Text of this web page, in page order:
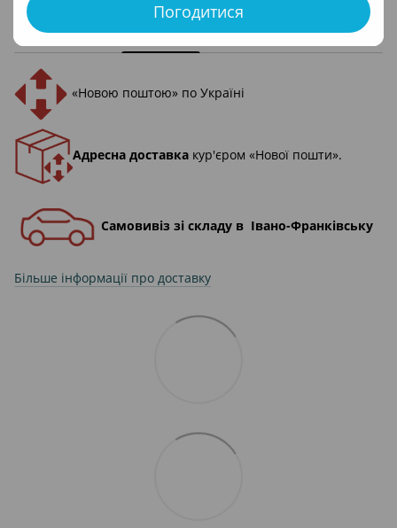
Погодитися
Доставка Оплата
«Новою поштою» по Україні
Адресна доставка кур'єром «Нової пошти».
Самовивіз зі складу в Івано-Франківську
Більше інформації про доставку